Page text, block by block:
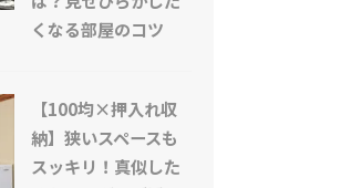
くなる部屋のコツ
【100均×押入れ収
納】狭いスペースも
スッキリ！真似した